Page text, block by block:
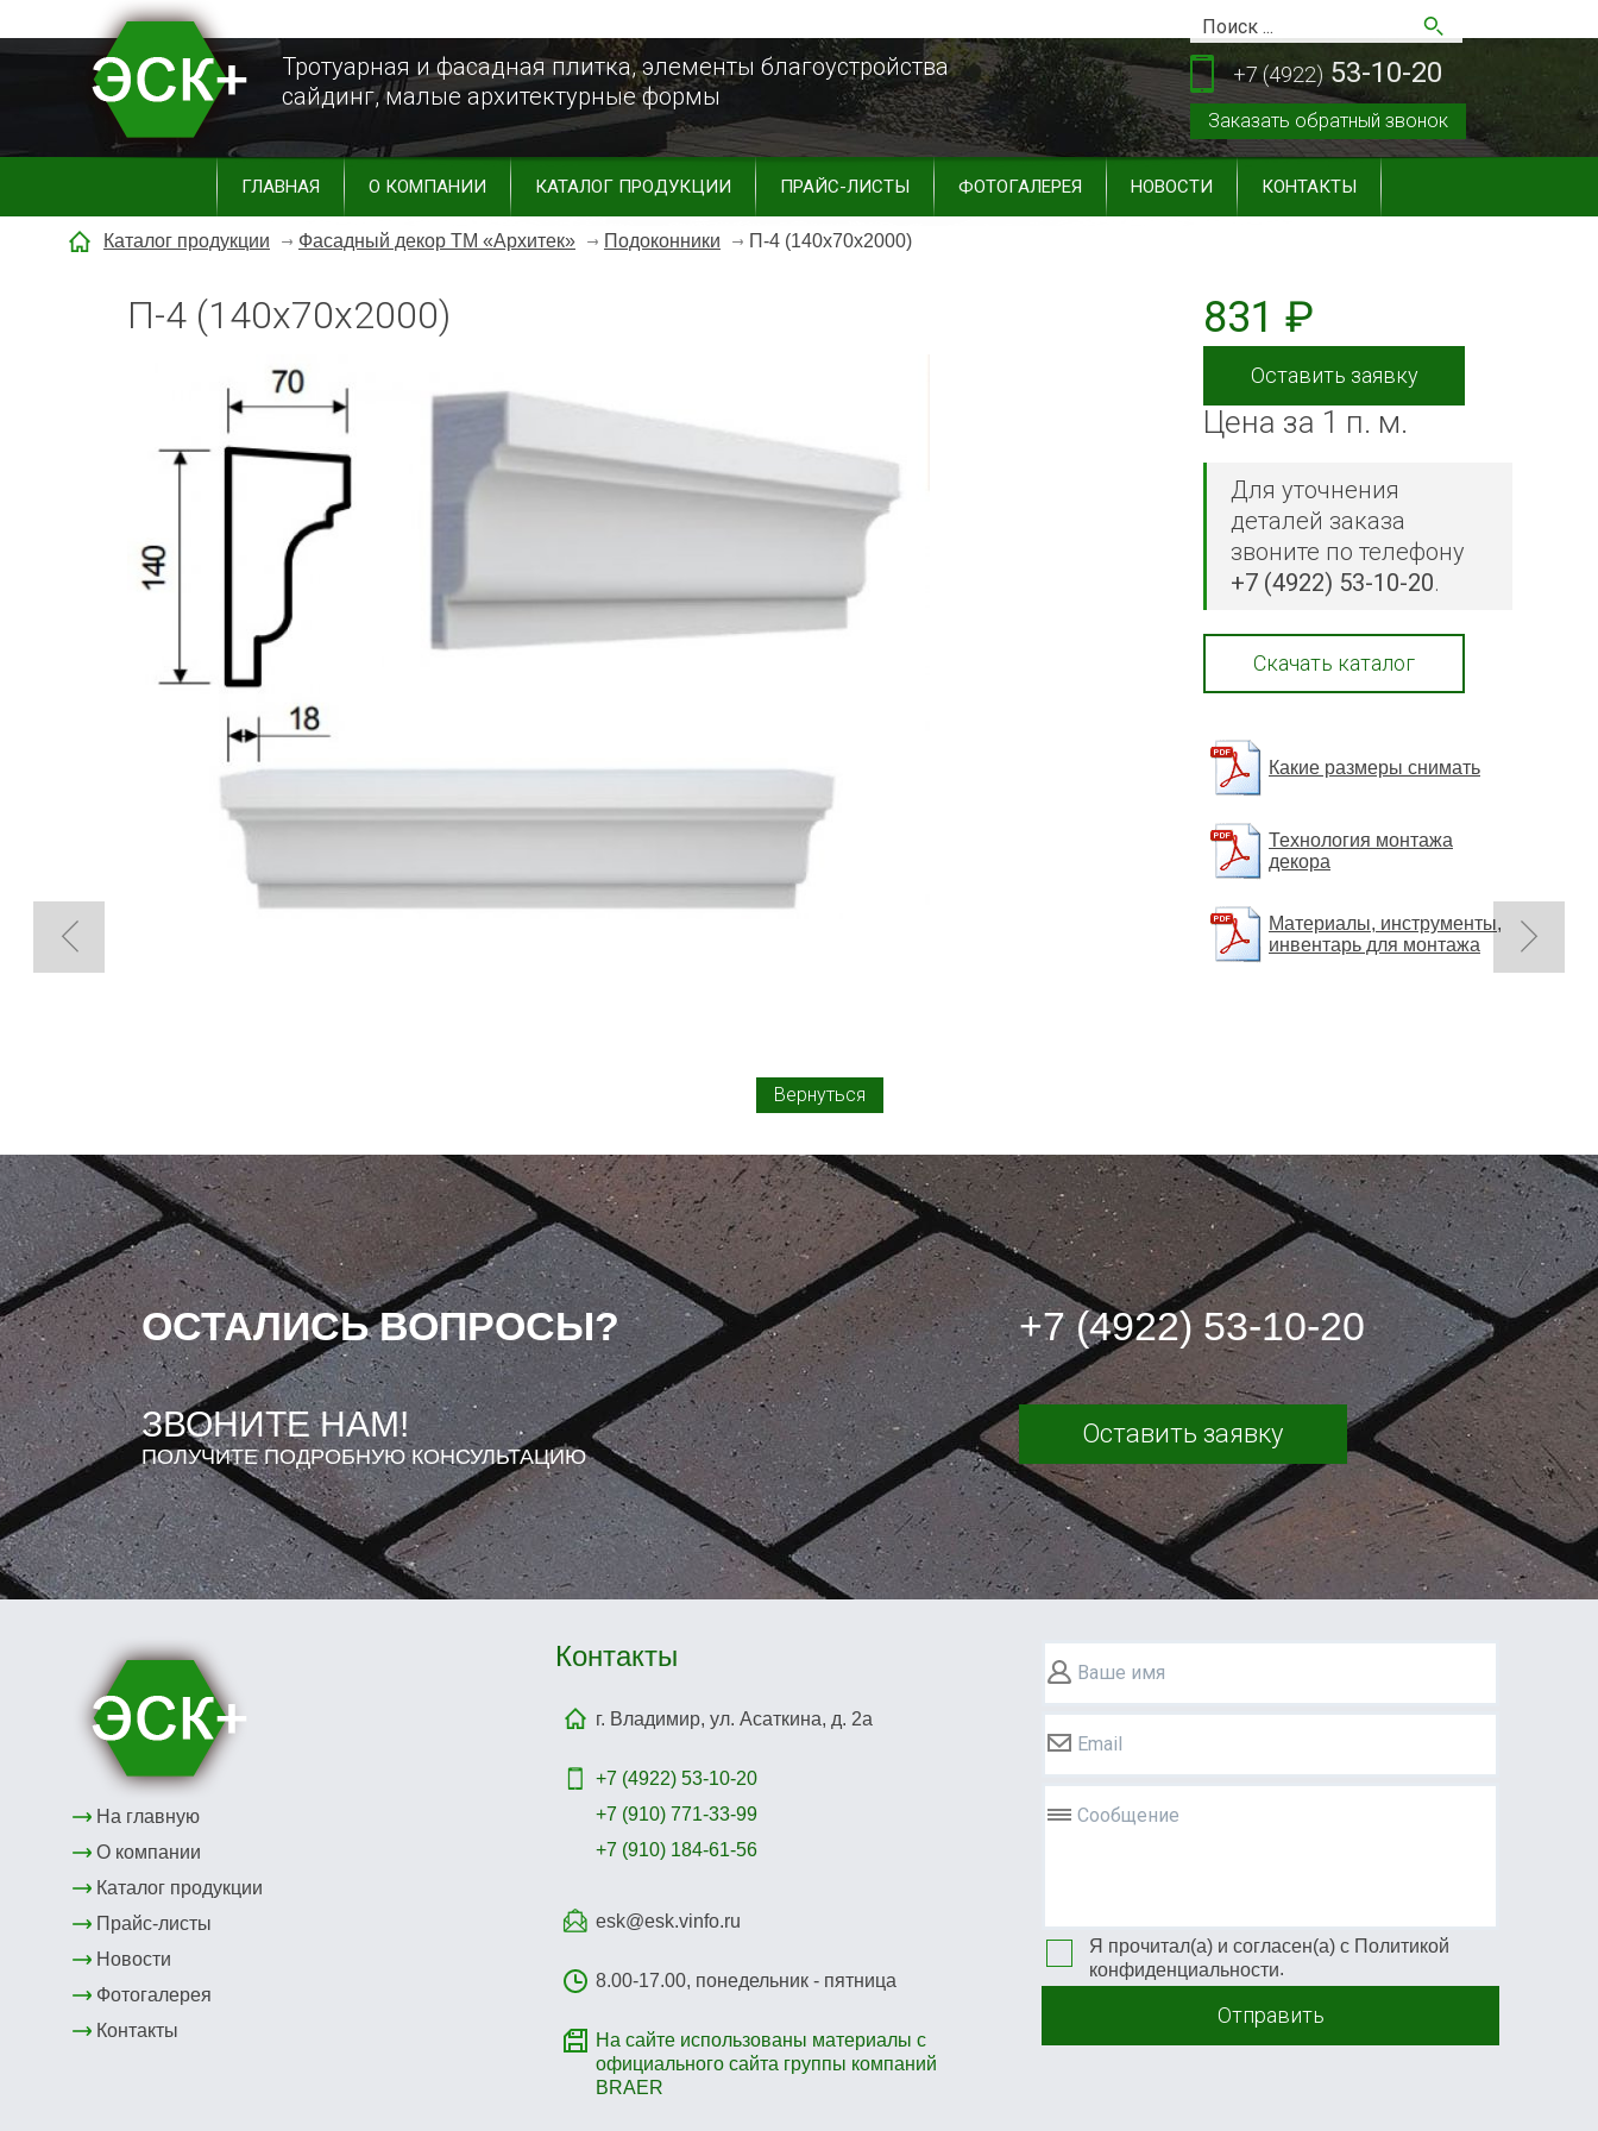
Тротуарная и фасадная плитка, элементы благоустройства
сайдинг, малые архитектурные формы
+7 (4922) 53-10-20
Заказать обратный звонок
ГЛАВНАЯ О КОМПАНИИ КАТАЛОГ ПРОДУКЦИИ ПРАЙС-ЛИСТЫ ФОТОГАЛЕРЕЯ НОВОСТИ КОНТАКТЫ
Каталог продукции Фасадный декор ТМ «Архитек» Подоконники П-4 (140х70х2000)
П-4 (140х70х2000) 831 ₽
Оставить заявку
Цена за 1 п. м.
Для уточнения
деталей заказа
звоните по телефону
+7 (4922) 53-10-20.
Скачать каталог
Какие размеры снимать
Технология монтажа
декора
Материалы, инструменты,
инвентарь для монтажа
Вернуться
ОСТАЛИСЬ ВОПРОСЫ?
ЗВОНИТЕ НАМ!
ПОЛУЧИТЕ ПОДРОБНУЮ КОНСУЛЬТАЦИЮ
+7 (4922) 53-10-20
Оставить заявку
На главную
О компании
Каталог продукции
Прайс-листы
Новости
Фотогалерея
Контакты
Контакты
г. Владимир, ул. Асаткина, д. 2а
+7 (4922) 53-10-20
+7 (910) 771-33-99
+7 (910) 184-61-56
esk@esk.vinfo.ru
8.00-17.00, понедельник - пятница
На сайте использованы материалы с
официального сайта группы компаний
BRAER
Ваше имя
Email
Сообщение
Я прочитал(а) и согласен(а) с Политикой
конфиденциальности.
Отправить